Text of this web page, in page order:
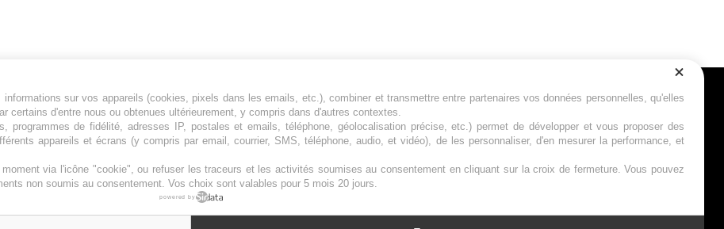
Jeunesfooteux est un média sportif qui traite
principalement de l'actualité de la Ligue 1 et
des grosses actualités de la Ligue 2 et du
Plan du site | Syndication |Powered by WM
Suivez-nous
sur vos appareils (cookies, pixels dans les emails, etc.), combiner et transmettre entre partenaires vos données personnelles, qu'elles
d'entre nous ou obtenues ultérieurement, y compris dans d'autres contextes.
programmes de fidélité, adresses IP, postales et emails, téléphone, géolocalisation précise, etc.) permet de développer et vous proposer des
appareils et écrans (y compris par email, courrier, SMS, téléphone, audio, et vidéo), de les personnaliser, d'en mesurer la performance, et
via l'icône "cookie", ou refuser les traceurs et les activités soumises au consentement en cliquant sur la croix de fermeture. Vous pouvez
non soumis au consentement. Vos choix sont valables pour 5 mois 20 jours.
powered by